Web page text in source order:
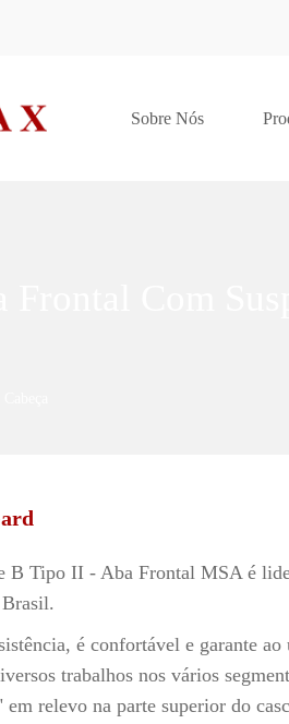
Sobre Nós
B Tipo II - Aba Frontal MSA é
é confortável e garante ao
trabalhos nos vários
relevo na parte superior do